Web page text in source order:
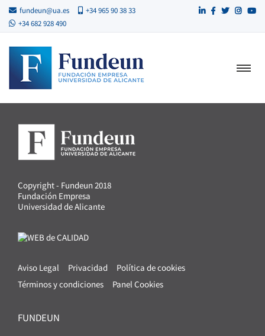
fundeun@ua.es
+34 965 90 38 33
+34 682 928 490
Copyright - Fundeun 2018
Fundación Empresa
Universidad de Alicante
Aviso Legal Privacidad
Política de cookies
Términos y condiciones
Panel Cookies
FUNDEUN